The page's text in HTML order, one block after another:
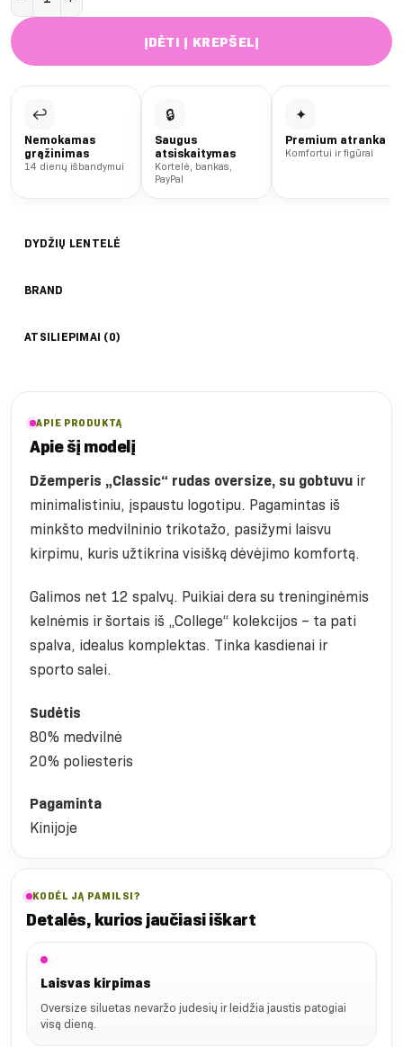
ĮDĖTI Į KREPŠELĮ
↩
Nemokamas
grąžinimas
14 dienų išbandymui
🔒
Saugus
atsiskaitymas
Kortelė, bankas,
PayPal
✦
Premium atranka
Komfortui ir figūrai
DYDŽIŲ LENTELĖ
BRAND
ATSILIEPIMAI (0)
APIE PRODUKTĄ
Apie šį modelį
Džemperis „Classic“ rudas oversize, su gobtuvu ir
minimalistiniu, įspaustu logotipu. Pagamintas iš
minkšto medvilninio trikotažo, pasižymi laisvu
kirpimu, kuris užtikrina visišką dėvėjimo komfortą.
Galimos net 12 spalvų. Puikiai dera su treninginėmis
kelnėmis ir šortais iš „College“ kolekcijos – ta pati
spalva, idealus komplektas. Tinka kasdienai ir
sporto salei.
Sudėtis
80% medvilnė
20% poliesteris
Pagaminta
Kinijoje
KODĖL JĄ PAMILSI?
Detalės, kurios jaučiasi iškart
Laisvas kirpimas
Oversize siluetas nevaržo judesių ir leidžia jaustis patogiai
visą dieną.